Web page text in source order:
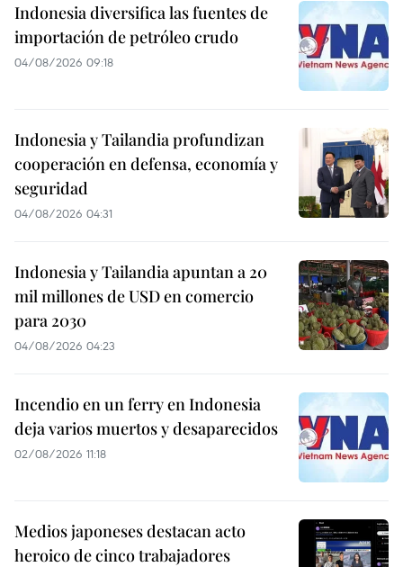
Indonesia diversifica las fuentes de
importación de petróleo crudo
04/08/2026 09:18
Indonesia y Tailandia profundizan
cooperación en defensa, economía y
seguridad
04/08/2026 04:31
Indonesia y Tailandia apuntan a 20
mil millones de USD en comercio
para 2030
04/08/2026 04:23
Incendio en un ferry en Indonesia
deja varios muertos y desaparecidos
02/08/2026 11:18
Medios japoneses destacan acto
heroico de cinco trabajadores